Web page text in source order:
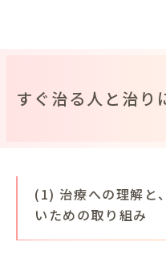
すぐ治る人と治り
(1) 治療への理解と
いための取り組み